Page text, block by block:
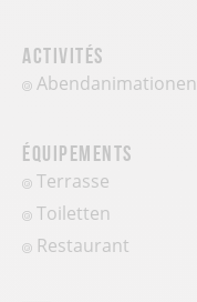
Activités
Abendanimationen
Équipements
Terrasse
Toiletten
Restaurant